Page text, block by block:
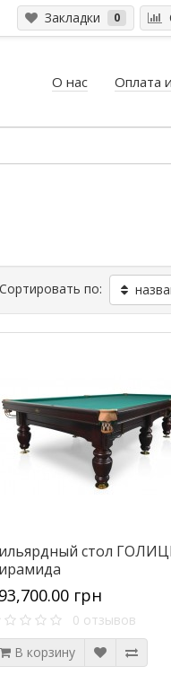
Закладки 0
О нас Оплата
Сортировать по:
стол
грн
0 отзывов
В корзину